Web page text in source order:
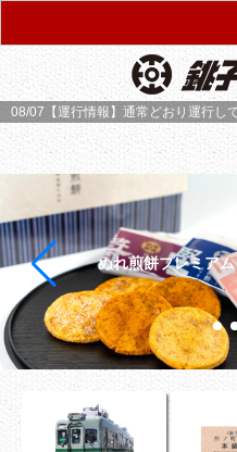
08/07【運行情報】 通常どおり運行し
ぬれ煎餅プレミア